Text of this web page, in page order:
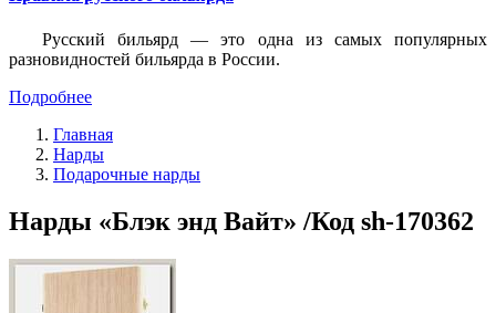
Русский бильярд — это одна из самых популярных
разновидностей бильярда в России.
Подробнее
Главная
Нарды
Подарочные нарды
Нарды «Блэк энд Вайт» /Код sh-170362